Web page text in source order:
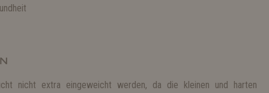
nicht extra eingeweicht werden, da die kleinen und harten